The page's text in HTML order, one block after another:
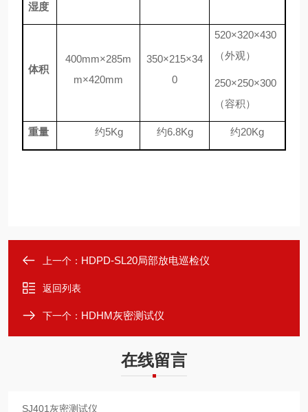
湿度
体积
400mm×285m
m×420mm
350×215×34
0
520×320×430
（外观）
250×250×300
（容积）
重量 约5Kg 约6.8Kg 约20Kg
上一个： HDPD-SL20局部放电巡检仪
返回列表
下一个： HDHM灰密测试仪
在线留言